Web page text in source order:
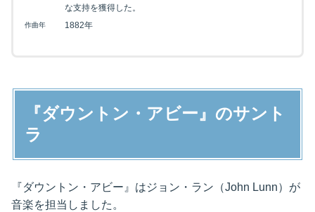
な支持を獲得した。
作曲年 1882年
『ダウントン・アビー』のサント
ラ
『ダウントン・アビー』はジョン・ラン（John Lunn）が
音楽を担当しました。